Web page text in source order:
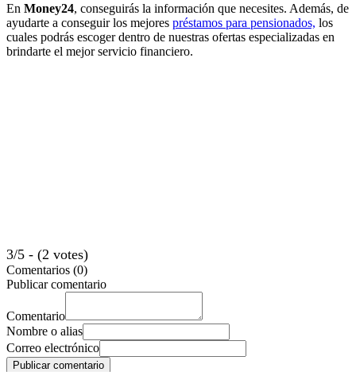
En Money24, conseguirás la información que necesites. Además, de
ayudarte a conseguir los mejores préstamos para pensionados, los
cuales podrás escoger dentro de nuestras ofertas especializadas en
brindarte el mejor servicio financiero.
3/5 - (2 votes)
Comentarios (0)
Publicar comentario
Comentario
Nombre o alias
Correo electrónico